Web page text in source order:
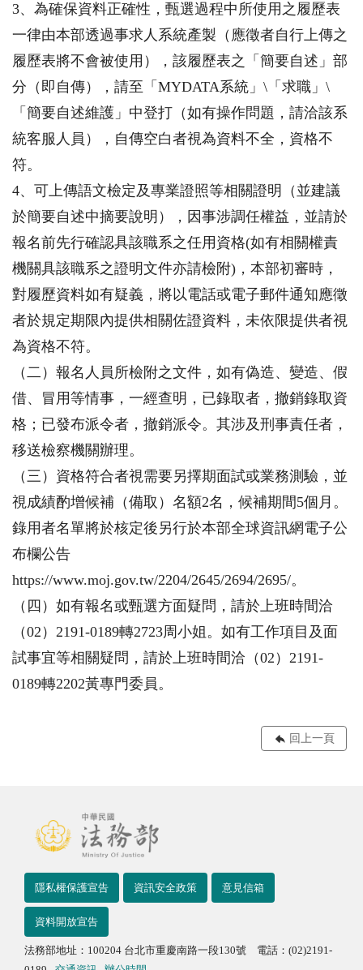
3、為確保資料正確性，甄選過程中所使用之履歷表
一律由本部透過事求人系統產製（應徵者自行上傳之
履歷表將不會被使用），該履歷表之「簡要自述」部
分（即自傳），請至「MYDATA系統」\「求職」\
「簡要自述維護」中登打（如有操作問題，請洽該系
統客服人員），自傳空白者視為資料不全，資格不
符。
4、可上傳語文檢定及專業證照等相關證明（並建議
於簡要自述中摘要說明），因事涉調任權益，並請於
報名前先行確認具該職系之任用資格(如有相關權責
機關具該職系之證明文件亦請檢附)，本部初審時，
對履歷資料如有疑義，將以電話或電子郵件通知應徵
者於規定期限內提供相關佐證資料，未依限提供者視
為資格不符。
（二）報名人員所檢附之文件，如有偽造、變造、假
借、冒用等情事，一經查明，已錄取者，撤銷錄取資
格；已發布派令者，撤銷派令。其涉及刑事責任者，
移送檢察機關辦理。
（三）資格符合者視需要另擇期面試或業務測驗，並
視成績酌增候補（備取）名額2名，候補期間5個月。
錄用者名單將於核定後另行於本部全球資訊網電子公
布欄公告
https://www.moj.gov.tw/2204/2645/2694/2695/。
（四）如有報名或甄選方面疑問，請於上班時間洽
（02）2191-0189轉2723周小姐。如有工作項目及面
試事宜等相關疑問，請於上班時間洽（02）2191-
0189轉2202黃專門委員。
回上一頁
隱私權保護宣告 資訊安全政策 意見信箱
資料開放宣告
法務部地址：100204 台北市重慶南路一段130號 電話：(02)2191-